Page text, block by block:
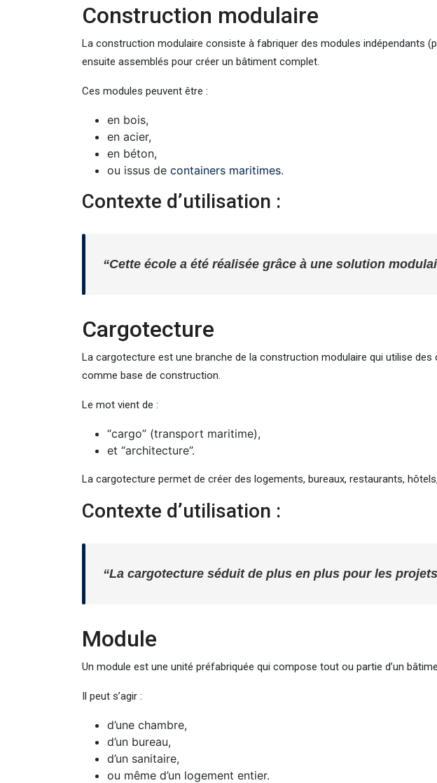
Construction modulaire
La construction modulaire consiste à fabriquer des modules indépendants
ensuite assemblés pour créer un bâtiment complet.
Ces modules peuvent être :
en bois,
en acier,
en béton,
ou issus de containers maritimes.
Contexte d’utilisation :
“Cette école a été réalisée grâce à une solution
Cargotecture
La cargotecture est une branche de la construction modulaire qui utilise
comme base de construction.
Le mot vient de :
“cargo” (transport maritime),
et “architecture”.
La cargotecture permet de créer des logements, bureaux, restaurants,
Contexte d’utilisation :
“La cargotecture séduit de plus en plus pour les
Module
Un module est une unité préfabriquée qui compose tout ou partie d’un
Il peut s’agir :
d’une chambre,
d’un bureau,
d’un sanitaire,
ou même d’un logement entier.